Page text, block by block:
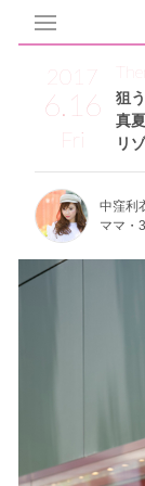
2017
6.16
Fri
狙
真
リ
中窪利
ママ・